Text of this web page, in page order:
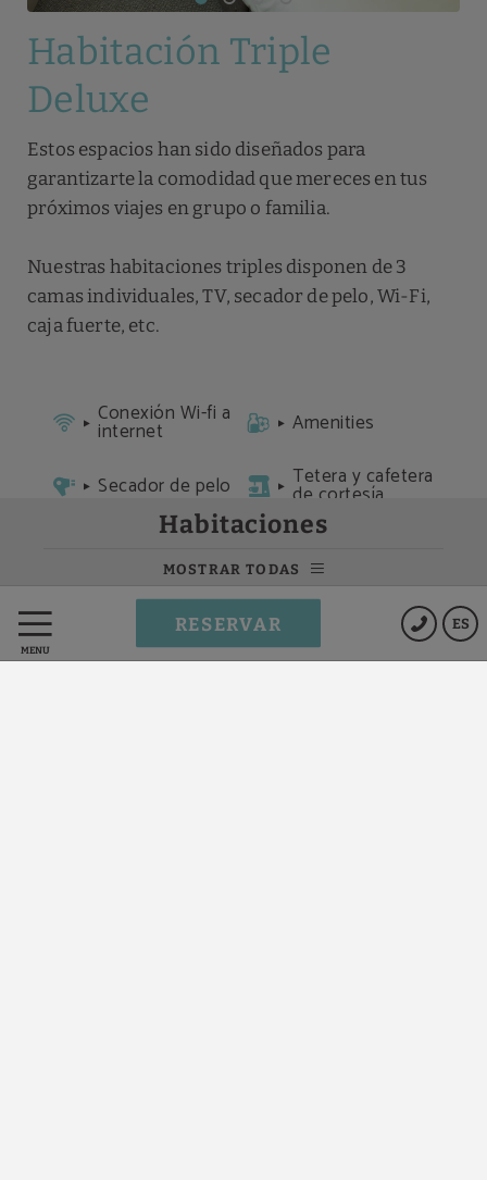
MENÚ
ES
RESERVAR
Habitaciones
MOSTRAR TODAS
Habitación Triple
Deluxe
Estos espacios han sido diseñados para
garantizarte la comodidad que mereces en tus
próximos viajes en grupo o familia.
Nuestras habitaciones triples disponen de 3
camas individuales, TV, secador de pelo, Wi-Fi,
caja fuerte, etc.
Conexión Wi-fi a
internet Amenities
Secador de pelo Tetera y cafetera
de cortesía
Caja fuerte
individual
Ropa de cama y